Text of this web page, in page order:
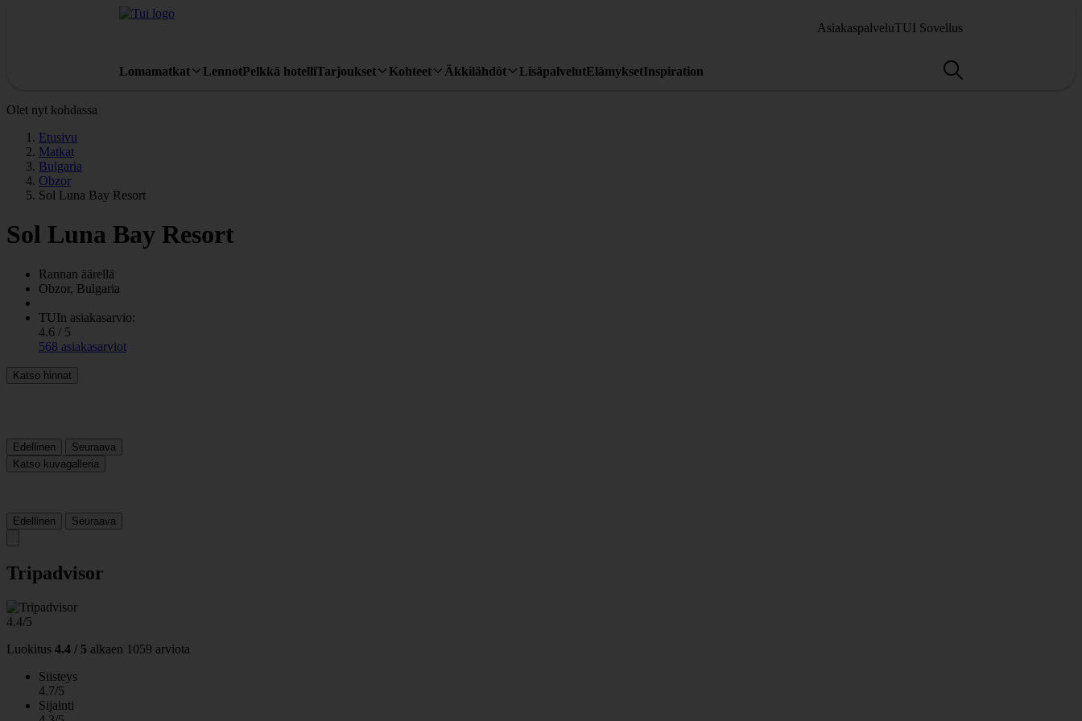
AsiakaspalveluTUI Sovellus
Lomamatkat LennotPelkkä hotelliTarjoukset Kohteet Äkkilähdöt LisäpalvelutElämyksetInspiration
Olet nyt kohdassa
Etusivu
Matkat
Bulgaria
Obzor
Sol Luna Bay Resort
Sol Luna Bay Resort
Rannan äärellä
Obzor, Bulgaria
TUIn asiakasarvio:
4.6 / 5
568 asiakasarviot
Katso hinnat
Edellinen
Seuraava
Katso kuvagalleria
Edellinen Seuraava
Tripadvisor
4.4/5
Luokitus 4.4 / 5 alkaen 1059 arviota
Siisteys
4.7/5
Sijainti